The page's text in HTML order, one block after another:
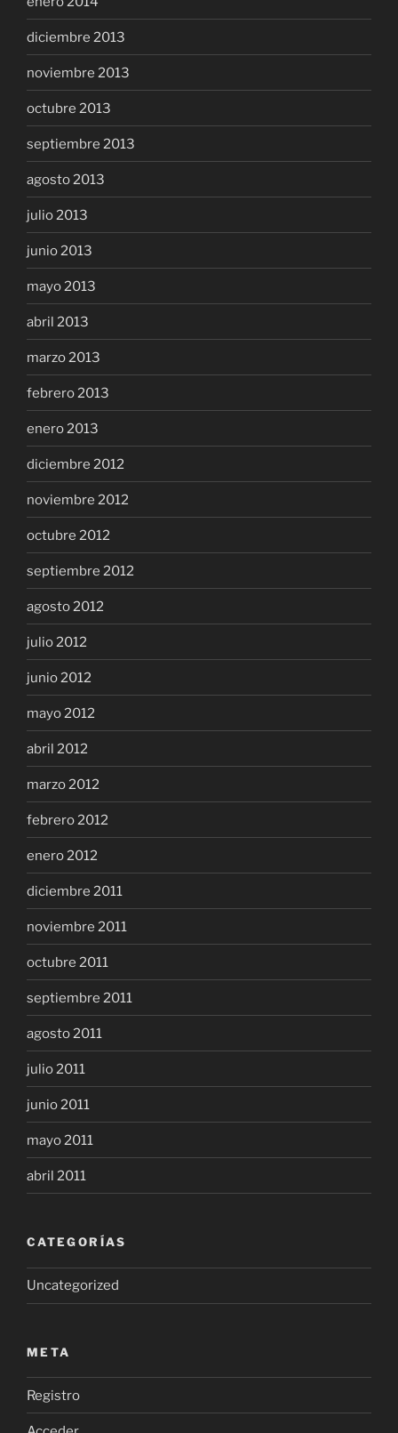
diciembre 2013
noviembre 2013
octubre 2013
septiembre 2013
agosto 2013
julio 2013
junio 2013
mayo 2013
abril 2013
marzo 2013
febrero 2013
enero 2013
diciembre 2012
noviembre 2012
octubre 2012
septiembre 2012
agosto 2012
julio 2012
junio 2012
mayo 2012
abril 2012
marzo 2012
febrero 2012
enero 2012
diciembre 2011
noviembre 2011
octubre 2011
septiembre 2011
agosto 2011
julio 2011
junio 2011
mayo 2011
abril 2011
CATEGORÍAS
Uncategorized
META
Registro